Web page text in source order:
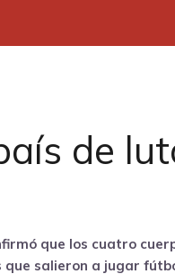
de
que los cuatro
salieron a jugar